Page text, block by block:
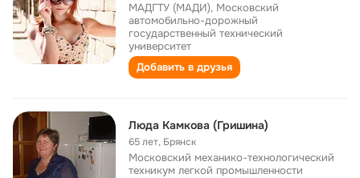
МАДГТУ (МАДИ), Московский
автомобильно-дорожный
государственный технический
университет
Добавить в друзья
Люда Камкова (Гришина)
65 лет, Брянск
Московский механико-технологический
техникум легкой промышленности